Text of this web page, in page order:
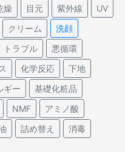
燥 目元 紫外線
UV
クリーム
洗顔
トラブル
悪循環
化学反応
下地
ギー
基礎化粧品
NMF
アミノ酸
詰め替え
消毒